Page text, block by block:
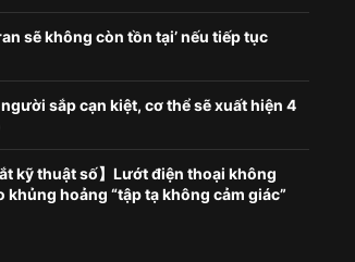
sẽ không còn tồn tại’ nếu tiếp tục
sắp cạn kiệt, cơ thể sẽ xuất hiện 4
kỹ thuật số】Lướt điện thoại không
khủng hoảng “tập tạ không cảm giác”